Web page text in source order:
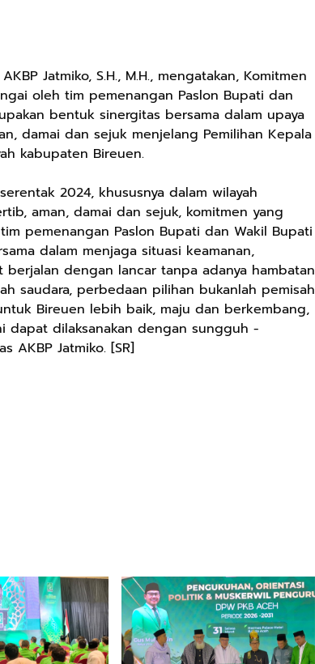
Jatmiko, S.H., M.H., mengatakan, Komitmen
oleh tim pemenangan Paslon Bupati dan
bentuk sinergitas bersama dalam upaya
damai dan sejuk menjelang Pemilihan Kepala
kabupaten Bireuen.
2024, khususnya dalam wilayah
aman, damai dan sejuk, komitmen yang
pemenangan Paslon Bupati dan Wakil Bupati
dalam menjaga situasi keamanan,
dengan lancar tanpa adanya hambatan
saudara, perbedaan pilihan bukanlah pemisah
Bireuen lebih baik, maju dan berkembang,
dapat dilaksanakan dengan sungguh -
AKBP Jatmiko. [SR]